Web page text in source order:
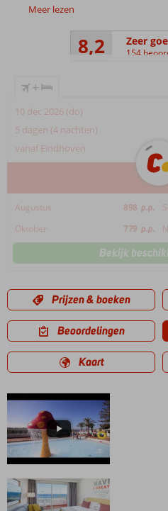
Meer lezen
8,2 Zeer
154
+
10 dec 2026 (do)
5 dagen (4 nachten)
vanaf Eindhoven
Augustus 898 p.p.
Oktober
779 p.p.
Bekijk
Prijzen & boeken
Beoordelingen
Kaart